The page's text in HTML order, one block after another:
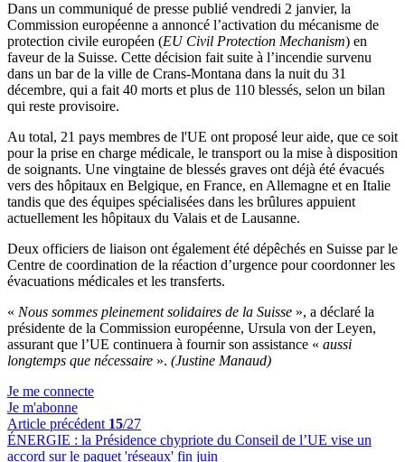
Dans un communiqué de presse publié vendredi 2 janvier, la
Commission européenne a annoncé l’activation du mécanisme de
protection civile européen (EU Civil Protection Mechanism) en
faveur de la Suisse. Cette décision fait suite à l’incendie survenu
dans un bar de la ville de Crans-Montana dans la nuit du 31
décembre, qui a fait 40 morts et plus de 110 blessés, selon un bilan
qui reste provisoire.
Au total, 21 pays membres de l'UE ont proposé leur aide, que ce soit
pour la prise en charge médicale, le transport ou la mise à disposition
de soignants. Une vingtaine de blessés graves ont déjà été évacués
vers des hôpitaux en Belgique, en France, en Allemagne et en Italie
tandis que des équipes spécialisées dans les brûlures appuient
actuellement les hôpitaux du Valais et de Lausanne.
Deux officiers de liaison ont également été dépêchés en Suisse par le
Centre de coordination de la réaction d’urgence pour coordonner les
évacuations médicales et les transferts.
« Nous sommes pleinement solidaires de la Suisse », a déclaré la
présidente de la Commission européenne, Ursula von der Leyen,
assurant que l’UE continuera à fournir son assistance « aussi
longtemps que nécessaire ». (Justine Manaud)
Je me connecte
Je m'abonne
Article précédent 15/27
ÉNERGIE : la Présidence chypriote du Conseil de l’UE vise un
accord sur le paquet 'réseaux' fin juin